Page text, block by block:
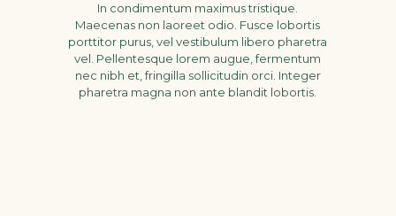
In condimentum maximus tristique.
Maecenas non laoreet odio. Fusce lobortis
porttitor purus, vel vestibulum libero pharetra
vel. Pellentesque lorem augue, fermentum
nec nibh et, fringilla sollicitudin orci. Integer
pharetra magna non ante blandit lobortis.